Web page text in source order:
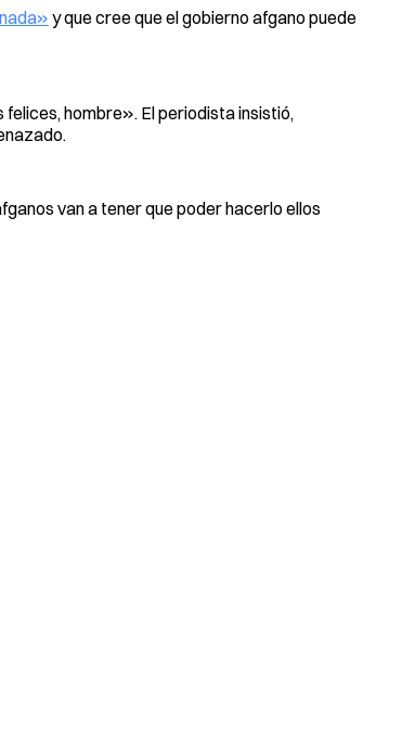
y que cree que el gobierno afgano puede
hombre». El periodista insistió,
van a tener que poder hacerlo ellos